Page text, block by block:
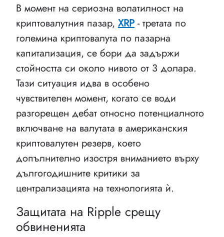
В момент на сериозна волатилност на
криптовалутния пазар, XRP - третата по
големина криптовалута по пазарна
капитализация, се бори да задържи
стойността си около нивото от 3 долара.
Тази ситуация идва в особено
чувствителен момент, когато се води
разгорещен дебат относно потенциалното
включване на валутата в американския
криптовалутен резерв, което
допълнително изостря вниманието върху
дългогодишните критики за
централизацията на технологията ѝ.
Защитата на Ripple срещу
обвиненията